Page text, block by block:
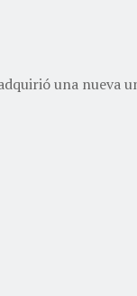
una nueva